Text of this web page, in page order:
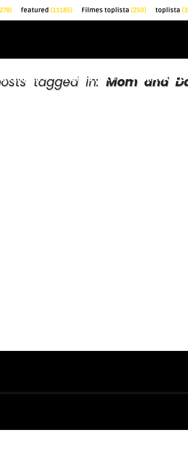
featured (11185) Filmes toplista (250) toplista
KRITIKÁK TOPLISTÁK FILMAJÁNLÓ
tagged in: Mom and